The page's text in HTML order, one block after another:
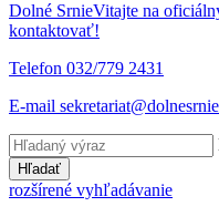
Dolné SrnieVitajte na
kontaktovať!
Telefon 032/779 2431
E-mail
Hľadať
rozšírené vyhľadávanie